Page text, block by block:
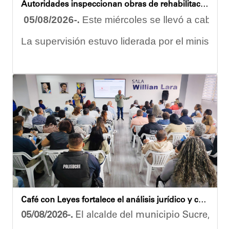
Autoridades inspeccionan obras de rehabilitación en la U.E.N. José Antonio Calcaño en Caucagüita
05/08/2026-. Este miércoles se llevó a cabo
La supervisión estuvo liderada por el ministro
Las obras en ejecución contemplan la pintura
El alcalde Diógenes Lara expresó sus
"Damos las gracias por esta recuperación en
​Por su parte, el gobernador del estado
​"Tenemos un desafío en todo el estado
Finalmente, el ministro de Educación, Héctor
Esta jornada ratifica el esfuerzo articulado
Café con Leyes fortalece el análisis jurídico y constitucional en el municipio Sucre
05/08/2026-. El alcalde del municipio Sucre,